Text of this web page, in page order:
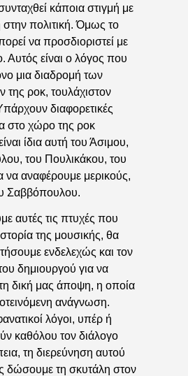
κάποια στιγμή με
πολιτική. Όμως το
να προσδιοριστεί με
Αυτός είναι ο λόγος που
μια διαδρομή των
της ροκ, τουλάχιστον
διαφορετικές
στο χώρο της ροκ
ίδια αυτή του Άσιμου,
του Πουλικάκου, του
να αναφέρουμε μερικούς,
Σαββόπουλου.
αυτές τις πτυχές που
της μουσικής, θα
ενδελεχώς και τον
δημιουργού για να
δική μας άποψη, η οποία
ανάγνωση.
λόγοι, υπέρ ή
καθόλου τον διάλογο
τη διερεύνηση αυτού
δώσουμε τη σκυτάλη στον